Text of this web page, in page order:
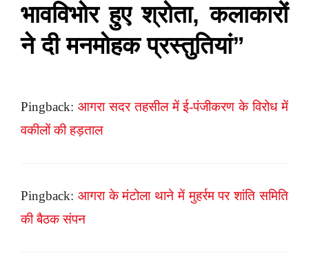
भावविभोर हुए श्रोता, कलाकारों
ने दी मनमोहक प्रस्तुतियां”
Pingback: आगरा सदर तहसील में ई-पंजीकरण के विरोध में
वकीलों की हड़ताल
Pingback: आगरा के मंटोला थाने में मुहर्रम पर शांति समिति
की बैठक संपन